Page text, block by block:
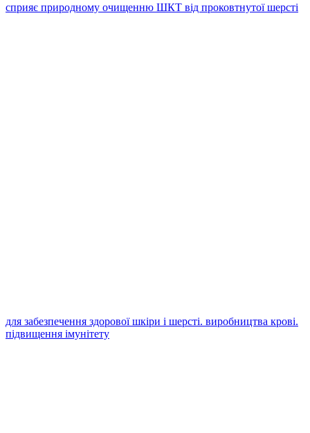
сприяє природному очищенню ШКТ від проковтнутої шерсті
для забезпечення здорової шкіри і шерсті. виробництва крові.
підвищення імунітету